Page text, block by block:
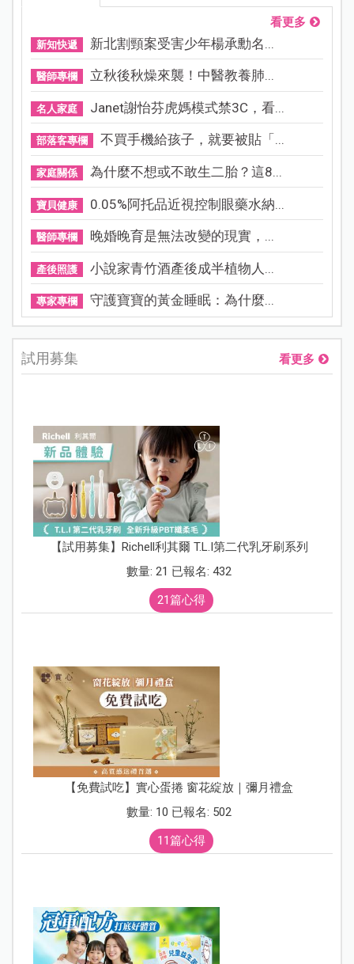
看更多
新知快遞 新北割頸案受害少年楊承勳名...
醫師專欄 立秋後秋燥來襲！中醫教養肺...
名人家庭 Janet謝怡芬虎媽模式禁3C，看...
部落客專欄 不買手機給孩子，就要被貼「...
家庭關係 為什麼不想或不敢生二胎？這8...
寶貝健康 0.05%阿托品近視控制眼藥水納...
醫師專欄 晚婚晚育是無法改變的現實，...
產後照護 小說家青竹酒產後成半植物人...
專家專欄 守護寶寶的黃金睡眠：為什麼...
試用募集 看更多
【試用募集】Richell利其爾 T.L.I第二代乳牙刷系列
數量: 21 已報名: 432
21篇心得
【免費試吃】實心蛋捲 窗花綻放｜彌月禮盒
數量: 10 已報名: 502
11篇心得